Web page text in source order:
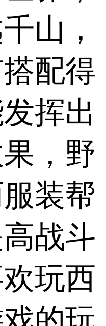
山，
配得
挥出
，野
装帮
战斗
玩西